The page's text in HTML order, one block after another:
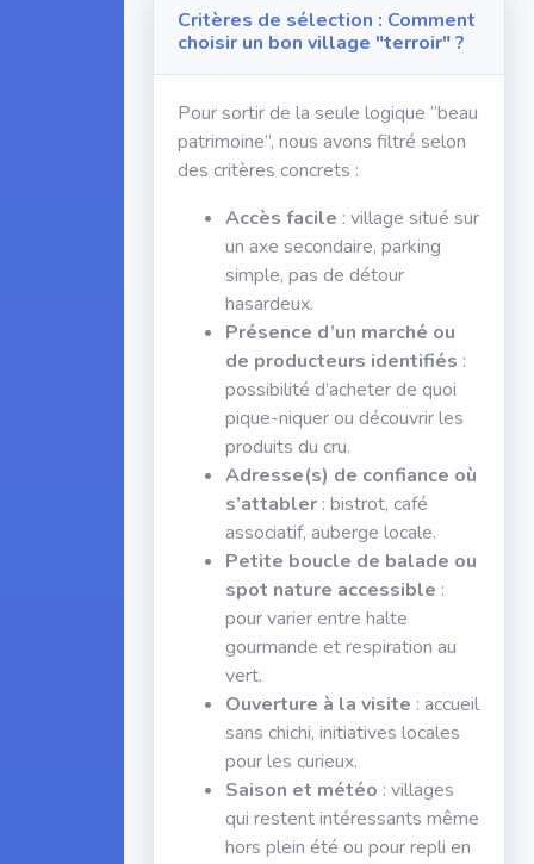
Critères de sélection : Comment
choisir un bon village "terroir" ?
Pour sortir de la seule logique “beau
patrimoine”, nous avons filtré selon
des critères concrets :
Accès facile : village situé sur
un axe secondaire, parking
simple, pas de détour
hasardeux.
Présence d’un marché ou
de producteurs identifiés :
possibilité d’acheter de quoi
pique-niquer ou découvrir les
produits du cru.
Adresse(s) de confiance où
s’attabler : bistrot, café
associatif, auberge locale.
Petite boucle de balade ou
spot nature accessible :
pour varier entre halte
gourmande et respiration au
vert.
Ouverture à la visite : accueil
sans chichi, initiatives locales
pour les curieux.
Saison et météo : villages
qui restent intéressants même
hors plein été ou pour repli en